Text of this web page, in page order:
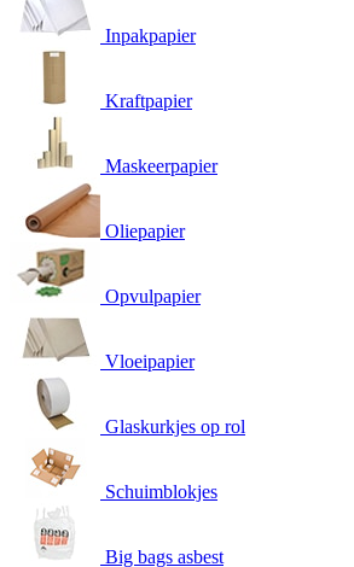
Inpakpapier
Kraftpapier
Maskeerpapier
Oliepapier
Opvulpapier
Vloeipapier
Glaskurkjes op rol
Schuimblokjes
Big bags asbest